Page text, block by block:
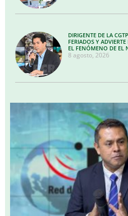
DIRIGENTE DE LA
FERIADOS Y
EL FENÓMENO DE EL
8 agosto, 2026